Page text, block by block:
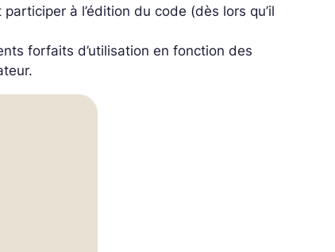
à l’édition du code (dès lors qu’il
forfaits d’utilisation en fonction des